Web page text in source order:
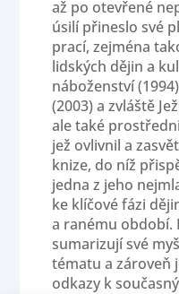
až po otevřené
úsilí přineslo své
prací, zejména
lidských dějin a
náboženství
(2003) a zvláště
ale také
jež ovlivnil a
knize, do níž
jedna z jeho
ke klíčové fázi
a ranému období.
sumarizují své
tématu a zároveň
odkazy k